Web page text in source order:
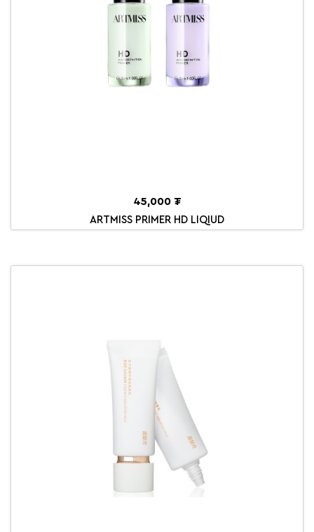
45,000 ₮
ARTMISS PRIMER HD LIQIUD